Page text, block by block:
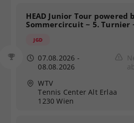
HEAD Junior Tour powered
Sommercircuit ~ 5. Turnier
JGD
07.08.2026 -
08.08.2026
WTV
Tennis Center Alt Erlaa
1230 Wien